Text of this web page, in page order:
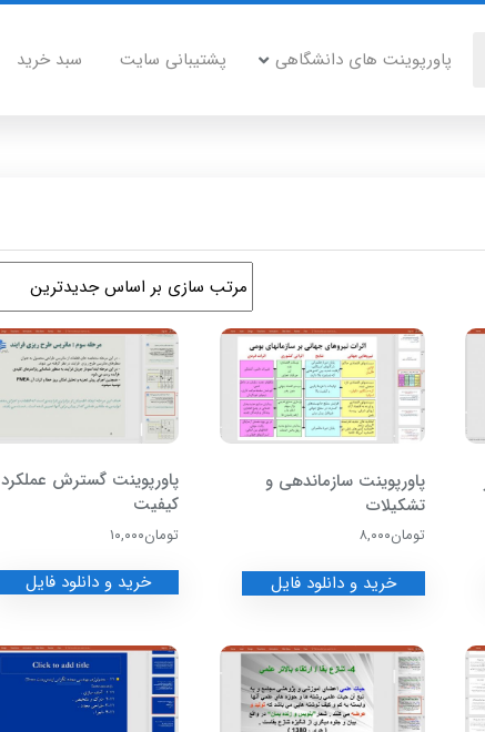
پاورپوینت های دانشگاهی پشتیبانی سایت سبد خرید
پاورپوینت سازماندهی و
تشکیلات
تومان۸,۰۰۰
خرید و دانلود فایل
پاورپوینت گسترش عملکرد
کیفیت
تومان۱۰,۰۰۰
خرید و دانلود فایل